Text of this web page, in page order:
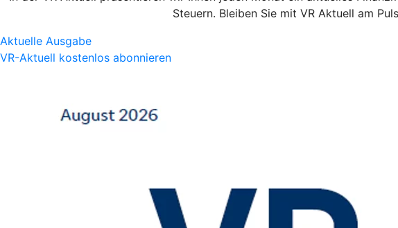
Steuern. Bleiben Sie mit VR Aktuell am
Aktuelle Ausgabe
VR-Aktuell kostenlos abonnieren